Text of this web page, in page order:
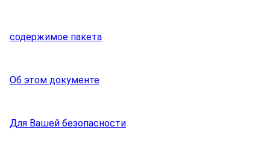
содержимое пакета
Об этом документе
Для Вашей безопасности